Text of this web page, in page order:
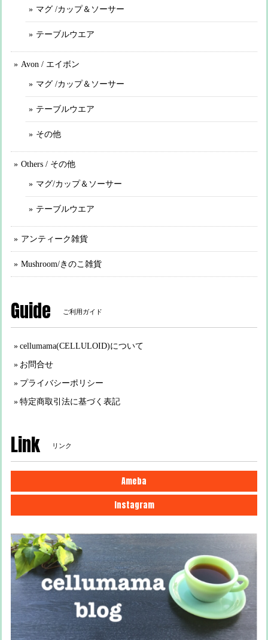
マグ /カップ＆ソーサー
テーブルウエア
Avon / エイボン
マグ /カップ＆ソーサー
テーブルウエア
その他
Others / その他
マグ/カップ＆ソーサー
テーブルウエア
アンティーク雑貨
Mushroom/きのこ雑貨
Guide ご利用ガイド
cellumama(CELLULOID)について
お問合せ
プライバシーポリシー
特定商取引法に基づく表記
Link リンク
Ameba
Instagram